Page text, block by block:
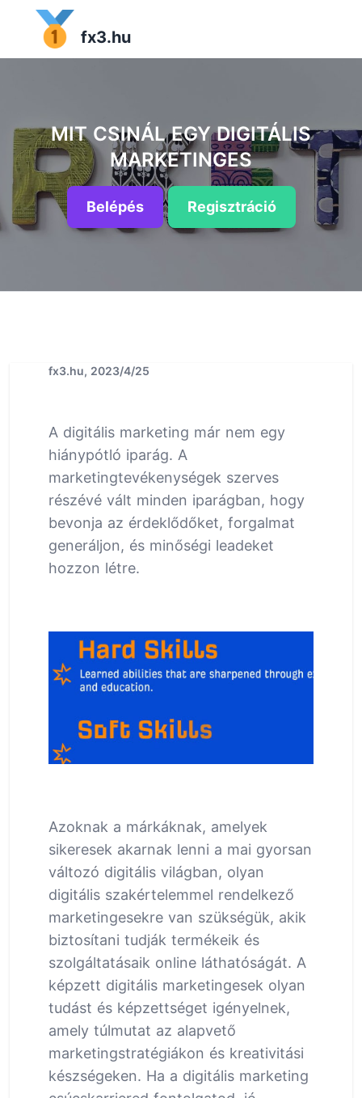
fx3.hu
MIT CSINÁL EGY DIGITÁLIS
MARKETINGES
Belépés Regisztráció
fx3.hu, 2023/4/25
A digitális marketing már nem egy
hiánypótló iparág. A
marketingtevékenységek szerves
részévé vált minden iparágban, hogy
bevonja az érdeklődőket, forgalmat
generáljon, és minőségi leadeket
hozzon létre.
Azoknak a márkáknak, amelyek
sikeresek akarnak lenni a mai gyorsan
változó digitális világban, olyan
digitális szakértelemmel rendelkező
marketingesekre van szükségük, akik
biztosítani tudják termékeik és
szolgáltatásaik online láthatóságát. A
képzett digitális marketingesek olyan
tudást és képzettséget igényelnek,
amely túlmutat az alapvető
marketingstratégiákon és kreativitási
készségeken. Ha a digitális marketing